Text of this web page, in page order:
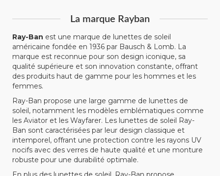
La marque Rayban
Ray-Ban est une marque de lunettes de soleil
américaine fondée en 1936 par Bausch & Lomb. La
marque est reconnue pour son design iconique, sa
qualité supérieure et son innovation constante, offrant
des produits haut de gamme pour les hommes et les
femmes.
Ray-Ban propose une large gamme de lunettes de
soleil, notamment les modèles emblématiques comme
les Aviator et les Wayfarer. Les lunettes de soleil Ray-
Ban sont caractérisées par leur design classique et
intemporel, offrant une protection contre les rayons UV
nocifs avec des verres de haute qualité et une monture
robuste pour une durabilité optimale.